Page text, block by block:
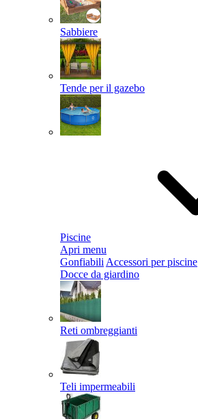
Sabbiere
Tende per il gazebo
Piscine
Apri menu
Gonfiabili Accessori per piscine
Docce da giardino
Reti ombreggianti
Teli impermeabili